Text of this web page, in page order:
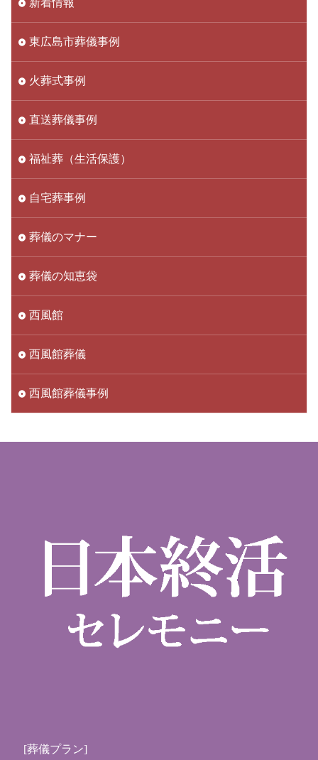
東広島市葬儀事例
火葬式事例
直送葬儀事例
福祉葬（生活保護）
自宅葬事例
葬儀のマナー
葬儀の知恵袋
西風館
西風館葬儀
西風館葬儀事例
[葬儀プラン]